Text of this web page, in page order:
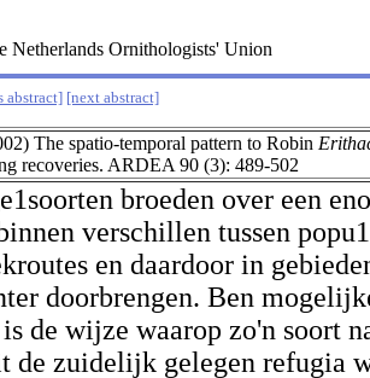
Netherlands Ornithologists' Union
abstract] [next abstract]
The spatio-temporal pattern to Robin
recoveries. ARDEA 90 (3): 489-502
broeden over een
verschillen tussen
en daardoor in
doorbrengen. Ben
de wijze waarop zo'n soort
de zuidelijk gelegen refugia